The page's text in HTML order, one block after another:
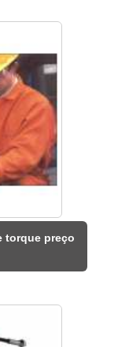
torque preço